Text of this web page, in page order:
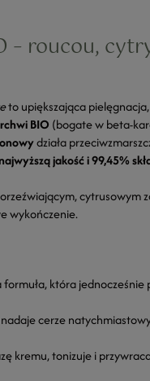
– roucou,
to upiększająca
BIO (bogate w beta-
działa
jakość i 99,45%
cytrusowym
wykończenie.
która
cerze
kremu, tonizuje i